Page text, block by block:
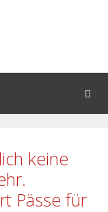
keine
Pässe für